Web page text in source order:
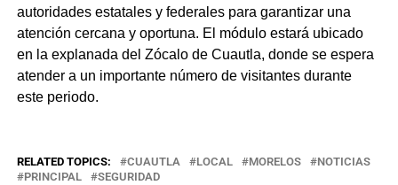
autoridades estatales y federales para garantizar una
atención cercana y oportuna. El módulo estará ubicado
en la explanada del Zócalo de Cuautla, donde se espera
atender a un importante número de visitantes durante
este periodo.
RELATED TOPICS: CUAUTLA LOCAL MORELOS
NOTICIAS
PRINCIPAL
SEGURIDAD